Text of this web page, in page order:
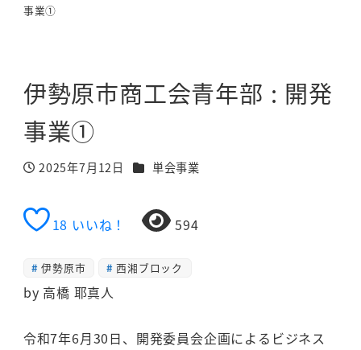
事業①
伊勢原市商工会青年部 : 開発
事業①
投稿日
2025年7月12日 カテゴリー
単会事業
18 いいね！ 594
伊勢原市 西湘ブロック
by 高橋 耶真人
令和7年6月30日、開発委員会企画によるビジネス